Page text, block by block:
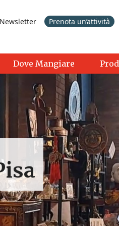
Newsletter Prenota un’attività
Dove Mangiare